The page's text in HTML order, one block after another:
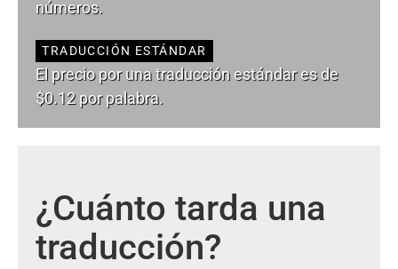
números.
TRADUCCIÓN ESTÁNDAR
El precio por una traducción estándar es de
$0.12 por palabra.
¿Cuánto tarda una
traducción?